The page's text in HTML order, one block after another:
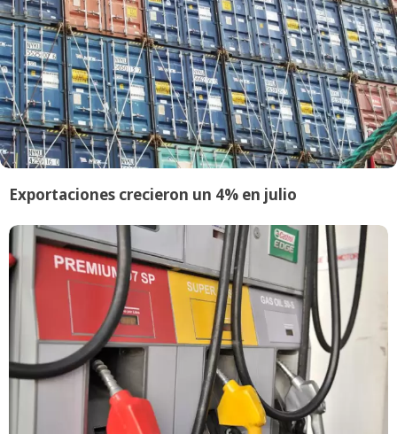
Exportaciones crecieron un 4% en julio